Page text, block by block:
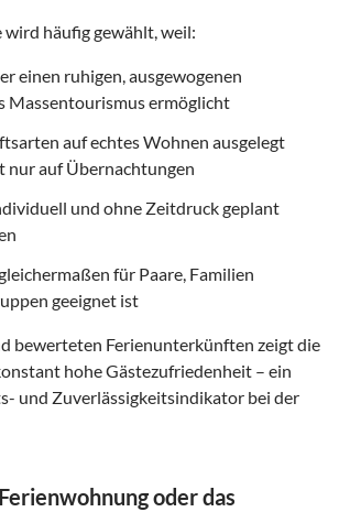
wird häufig gewählt, weil:
einen ruhigen, ausgewogenen
Massentourismus ermöglicht
auf echtes Wohnen ausgelegt
nur auf Übernachtungen
und ohne Zeitdruck geplant
für Paare, Familien
geeignet ist
bewerteten Ferienunterkünften zeigt die
hohe Gästezufriedenheit – ein
und Zuverlässigkeitsindikator bei der
oder das